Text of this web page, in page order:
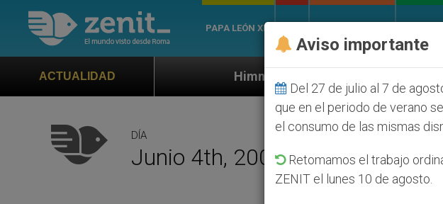
PAPA LEÓN XIV
ACTUALIDADHimno oficial de la Jornada Mundial de la Juventud Seúl
DÍA
Junio 4th, 2008
Aviso importante
Del 27 de julio al 7 de
que en el periodo de verano
el consumo de las mismas
Retomamos el trabajo
ZENIT el lunes 10 de agosto.